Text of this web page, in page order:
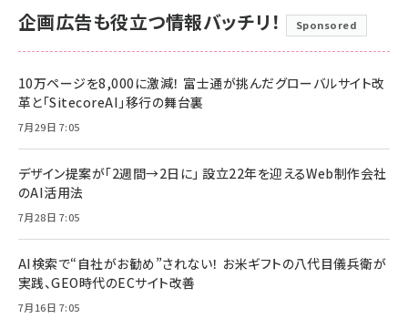
企画広告も役立つ情報バッチリ！ Sponsored
10万ページを8,000に激減！ 富士通が挑んだグローバルサイト改
革と「SitecoreAI」移行の舞台裏
7月29日 7:05
デザイン提案が「2週間→2日に」 設立22年を迎えるWeb制作会社
のAI活用法
7月28日 7:05
AI検索で“自社がお勧め”されない！ お米ギフトの八代目儀兵衛が
実践、GEO時代のECサイト改善
7月16日 7:05